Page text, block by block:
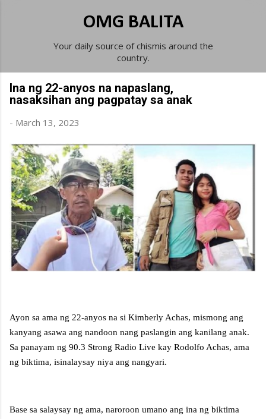
Skip to main content
OMG BALITA
Your daily source of chismis around the
country.
Ina ng 22-anyos na napaslang,
nasaksihan ang pagpatay sa anak
- March 13, 2023
Ayon sa ama ng 22-anyos na si Kimberly Achas, mismong ang
kanyang asawa ang nandoon nang paslangin ang kanilang anak.
Sa panayam ng 90.3 Strong Radio Live kay Rodolfo Achas, ama
ng biktima, isinalaysay niya ang nangyari.
Base sa salaysay ng ama, naroroon umano ang ina ng biktima